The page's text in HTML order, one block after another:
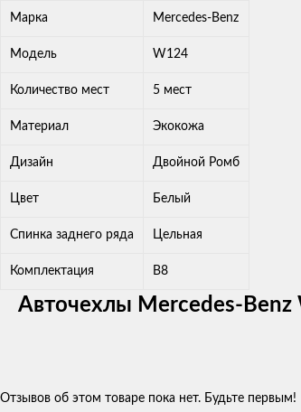
Марка Mercedes-Benz
Модель W124
Количество мест 5 мест
Материал Экокожа
Дизайн Двойной Ромб
Цвет Белый
Спинка заднего ряда Цельная
Комплектация В8
Авточехлы Mercedes-
Отзывов об этом товаре пока нет. Будьте первым!